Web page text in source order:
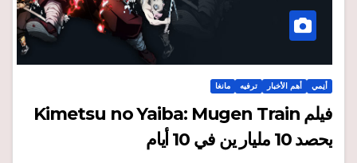
أنِمي أهم الأخبار ترفيه مانغا
فيلم Kimetsu no Yaiba: Mugen Train
يحصد 10 مليار ين في 10 أيام